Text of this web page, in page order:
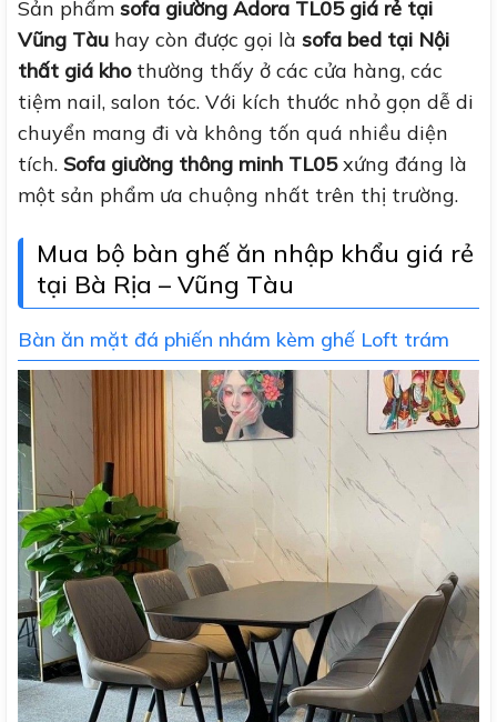
Sản phẩm sofa giường Adora TL05 giá rẻ tại
Vũng Tàu hay còn được gọi là sofa bed tại Nội
thất giá khothường thấy ở các cửa hàng, các
tiệm nail, salon tóc. Với kích thước nhỏ gọn dễ di
chuyển mang đi và không tốn quá nhiều diện
tích. Sofa giường thông minh TL05xứng đáng là
một sản phẩm ưa chuộng nhất trên thị trường.
Mua bộ bàn ghế ăn nhập khẩu giá rẻ
tại Bà Rịa – Vũng Tàu
Bàn ăn mặt đá phiến nhám kèm ghế Loft trám